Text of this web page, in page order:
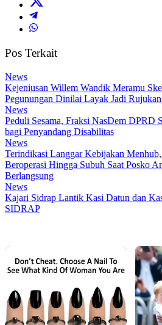
Pos Terkait
News
Kejeniusan Willem Wandik Meramu
Pegunungan Dinilai Layak Jadi
News
Peduli Sesama, Fraksi NasDem DPRD
bagi Penyandang Disabilitas
News
Terindikasi Langgar Kebijakan
Beroperasi Hingga Subuh Saat Posko
Berlangsung
News
Kajari Sidrap Lantik Kasi Datun dan
SIDRAP